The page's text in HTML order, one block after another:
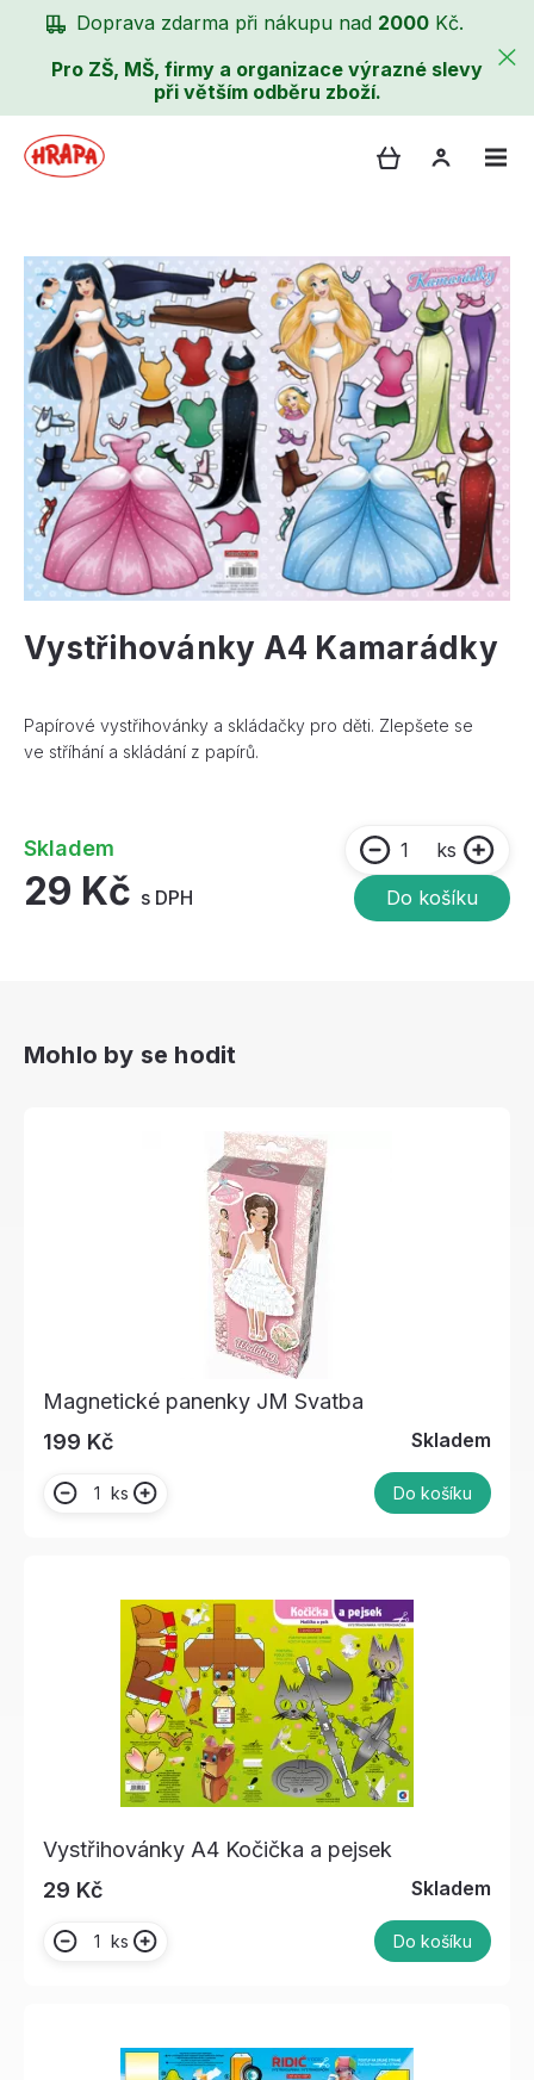
Doprava zdarma při nákupu nad 2000 Kč.
Pro ZŠ, MŠ, firmy a organizace výrazné slevy
při větším odběru zboží.
Vystřihovánky A4 Kamarádky
Papírové vystřihovánky a skládačky pro děti. Zlepšete se
ve stříhání a skládání z papírů.
Skladem
29 Kč s DPH
ks
Do košíku
Mohlo by se hodit
Magnetické panenky JM Svatba
199 Kč
Skladem
ks Do košíku
Vystřihovánky A4 Kočička a pejsek
29 Kč
Skladem
ks Do košíku